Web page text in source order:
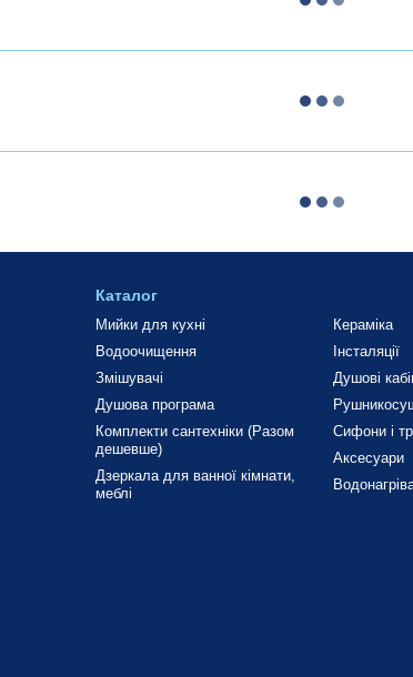
Каталог
Мийки для кухні
Водоочищення
Змішувачі
Душова програма
Комплекти сантехніки (Разом
дешевше)
Дзеркала для ванної кімнати,
меблі
Кераміка
Інсталяції
Душові
Сифони і
Аксесуари